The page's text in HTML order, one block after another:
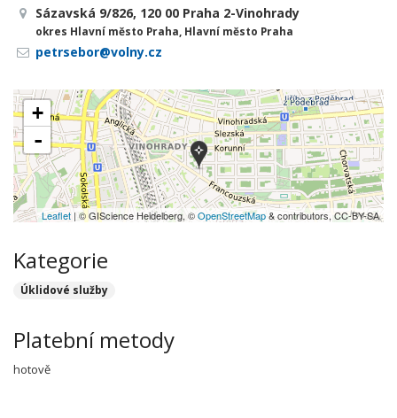
Sázavská 9/826, 120 00 Praha 2-Vinohrady
okres Hlavní město Praha, Hlavní město Praha
petrsebor@volny.cz
+
-
Leaflet | © GIScience Heidelberg, ©OpenStreetMap& contributors, CC-BY-SA
Kategorie
Úklidové služby
Platební metody
hotově